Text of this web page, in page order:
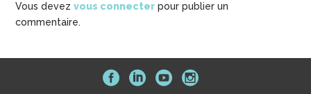
Vous devezvous connecter pour publier un
commentaire.